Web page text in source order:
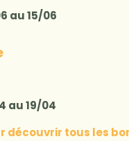
au 15/06
au 19/04
découvrir tous les